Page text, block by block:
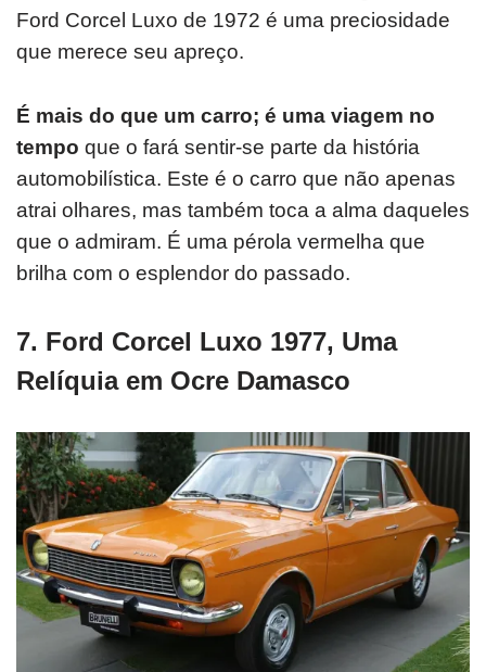
Ford Corcel Luxo de 1972 é uma preciosidade
que merece seu apreço.
É mais do que um carro; é uma viagem no
tempo que o fará sentir-se parte da história
automobilística. Este é o carro que não apenas
atrai olhares, mas também toca a alma daqueles
que o admiram. É uma pérola vermelha que
brilha com o esplendor do passado.
7. Ford Corcel Luxo 1977, Uma
Relíquia em Ocre Damasco